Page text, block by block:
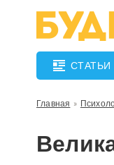
СТАТЬИ
Главная »